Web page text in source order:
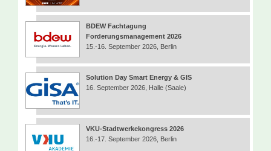
BDEW Fachtagung
Forderungsmanagement 2026
15.-16. September 2026, Berlin
Solution Day Smart Energy & GIS
16. September 2026, Halle (Saale)
VKU-Stadtwerkekongress 2026
16.-17. September 2026, Berlin